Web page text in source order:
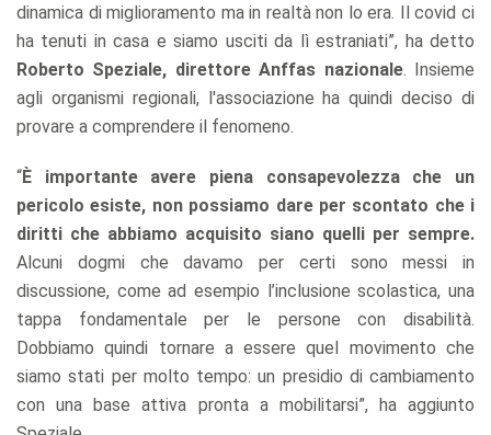
dinamica di miglioramento ma in realtà non lo era. Il covid ci
ha tenuti in casa e siamo usciti da lì estraniati”, ha detto
Roberto Speziale, direttore Anffas nazionale. Insieme
agli organismi regionali, l'associazione ha quindi deciso di
provare a comprendere il fenomeno.
“È importante avere piena consapevolezza che un
pericolo esiste, non possiamo dare per scontato che i
diritti che abbiamo acquisito siano quelli per sempre.
Alcuni dogmi che davamo per certi sono messi in
discussione, come ad esempio l’inclusione scolastica, una
tappa fondamentale per le persone con disabilità.
Dobbiamo quindi tornare a essere quel movimento che
siamo stati per molto tempo: un presidio di cambiamento
con una base attiva pronta a mobilitarsi”, ha aggiunto